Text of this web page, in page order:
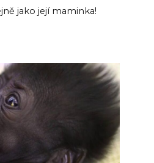
jako její maminka!